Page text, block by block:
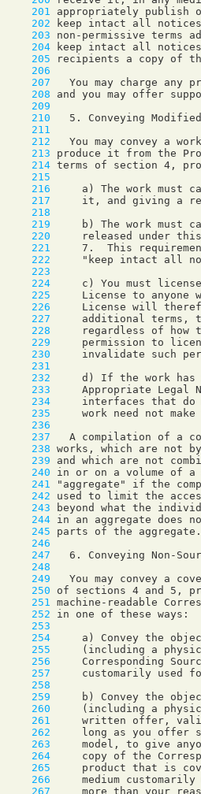
    201
    202
    203
    204
    205
    206
    207
    208
    209
    210
    211
    212
    213
    214
    215
    216
    217
    218
    219
    220
    221
    222
    223
    224
    225
    226
    227
    228
    229
    230
    231
    232
    233
    234
    235
    236
    237
    238
    239
    240
    241
    242
    243
    244
    245
    246
    247
    248
    249
    250
    251
    252
    253
    254
    255
    256
    257
    258
    259
    260
    261
    262
    263
    264
    265
    266
    267